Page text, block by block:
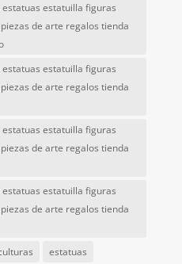
estatuilla figuras
de arte regalos tienda
estatuilla figuras
de arte regalos tienda
estatuilla figuras
de arte regalos tienda
estatuilla figuras
de arte regalos tienda
estatuas